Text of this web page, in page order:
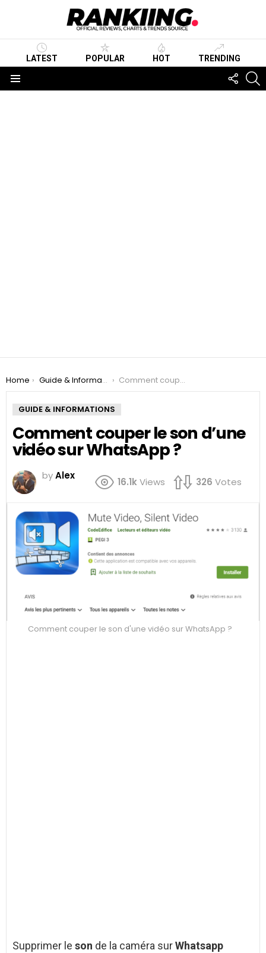
LATEST POPULAR HOT TRENDING
US
You are here:
Home Guide & Informations Comment couper le son d’une vidéo sur WhatsApp ?
GUIDE & INFORMATIONS
Comment couper le son d’une
vidéo sur WhatsApp ?
byAlex
16.1kViews 326 Votes
Comment couper le son d'une vidéo sur WhatsApp ?
Supprimer le son de la caméra surWhatsapp